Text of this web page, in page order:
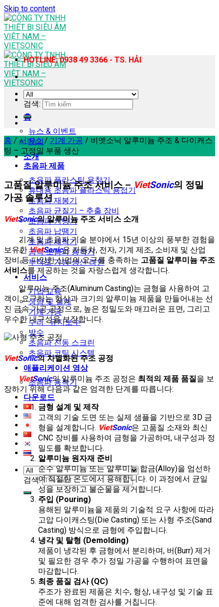
Skip to content
홈
뉴스 & 이벤트
문의
소개
초음파 제품
초음파 플라스틱 용착기
휴대용 초음파 플라스틱 용접기
초음파 재봉기
초음파 균질기 – 추출 장비
초음파 커팅기
초음파 납땜기
초음파 세척기
금속 초음파 용착기
부직포 가방 생산 라인
서비스
기업 교육
상담 및 설계
기계 가공
수리 · 유지보수
방수
초음파 진동 스크린
초음파 코팅 시스템
애플리케이션 영상
초음파 용착기
다운로드
검색:
HOTLINE: 0938 49 3366 - TS. HẢI
검색:
홈 / 서비스 / 기계 가공 / 비엣소닉 알루미늄 주조 & 다이캐스
팅 – 고정밀 부품 생산
고품질 알루미늄 주조 서비스 –VietSonic의 정밀
가공 솔루션
VietSonic의 알루미늄 주조 서비스 소개
기계 및 초음파 기술 분야에서 15년 이상의 풍부한 경험을
보유한VietSonic은 자동차, 전자, 기계 제조, 소비재 및 산업
장비 등 다양한 산업의 요구를 충족하는 고품질 알루미늄 주조
서비스를 제공하는 것을 자랑스럽게 생각합니다.
알루미늄 주조(Aluminum Casting)는 금형을 사용하여 고
객이 요구하는 형상과 크기의 알루미늄 제품을 만들어내는 선
진 금속 가공 공정으로, 높은 정밀도와 매끄러운 표면, 그리고
우수한 내구성을 보장합니다.
VietSonic의 차별화된 주조 공정
VietSonic의 알루미늄 주조 공정은 최적의 제품 품질을 보
장하기 위해 다음과 같은 엄격한 단계를 따릅니다:
금형 설계 및 제작
고객의 기술 도면 또는 실제 샘플을 기반으로 3D 금
형을 설계합니다. VietSonic은 고품질 소재와 최신
CNC 장비를 사용하여 금형을 가공하며, 내구성과 정
밀도를 확보합니다.
알루미늄 원자재 준비
순수 알루미늄 또는 알루미늄 합금(Alloy)을 엄선하
여 적절한 온도에서 용해합니다. 이 과정에서 균일
성을 보장하고 불순물을 제거합니다.
주입 (Pouring)
용해된 알루미늄을 제품의 기술적 요구 사항에 따라
고압 다이캐스팅(Die Casting) 또는 사형 주조(Sand
Casting) 방식으로 금형에 주입합니다.
냉각 및 탈형 (Demolding)
제품이 냉각된 후 금형에서 분리하며, 버(Burr) 제거
및 필요한 경우 추가 정밀 가공을 수행하여 표면을
마감합니다.
최종 품질 검사 (QC)
주조가 완료된 제품은 치수, 형상, 내구성 및 기술 표
준에 대해 엄격한 검사를 거칩니다.